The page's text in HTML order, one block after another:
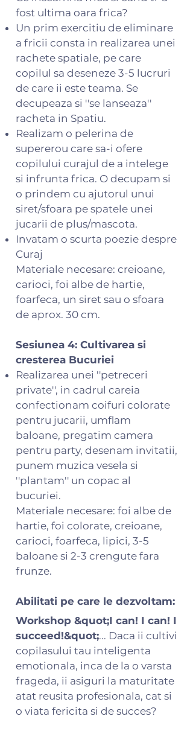
fost ultima oara frica?
Un prim exercitiu de eliminare
a fricii consta in realizarea unei
rachete spatiale, pe care
copilul sa deseneze 3-5 lucruri
de care ii este teama. Se
decupeaza si ''se lanseaza''
racheta in Spatiu.
Realizam o pelerina de
supererou care sa-i ofere
copilului curajul de a intelege
si infrunta frica. O decupam si
o prindem cu ajutorul unui
siret/sfoara pe spatele unei
jucarii de plus/mascota.
Invatam o scurta poezie despre
Curaj
Materiale necesare: creioane,
carioci, foi albe de hartie,
foarfeca, un siret sau o sfoara
de aprox. 30 cm.
Sesiunea 4: Cultivarea si
cresterea Bucuriei
Realizarea unei ''petreceri
private'', in cadrul careia
confectionam coifuri colorate
pentru jucarii, umflam
baloane, pregatim camera
pentru party, desenam invitatii,
punem muzica vesela si
''plantam'' un copac al
bucuriei.
Materiale necesare: foi albe de
hartie, foi colorate, creioane,
carioci, foarfeca, lipici, 3-5
baloane si 2-3 crengute fara
frunze.
Abilitati pe care le dezvoltam:
Workshop &quot;I can! I can! I
succeed!&quot;... Daca ii cultivi
copilasului tau inteligenta
emotionala, inca de la o varsta
frageda, ii asiguri la maturitate
atat reusita profesionala, cat si
o viata fericita si de succes?